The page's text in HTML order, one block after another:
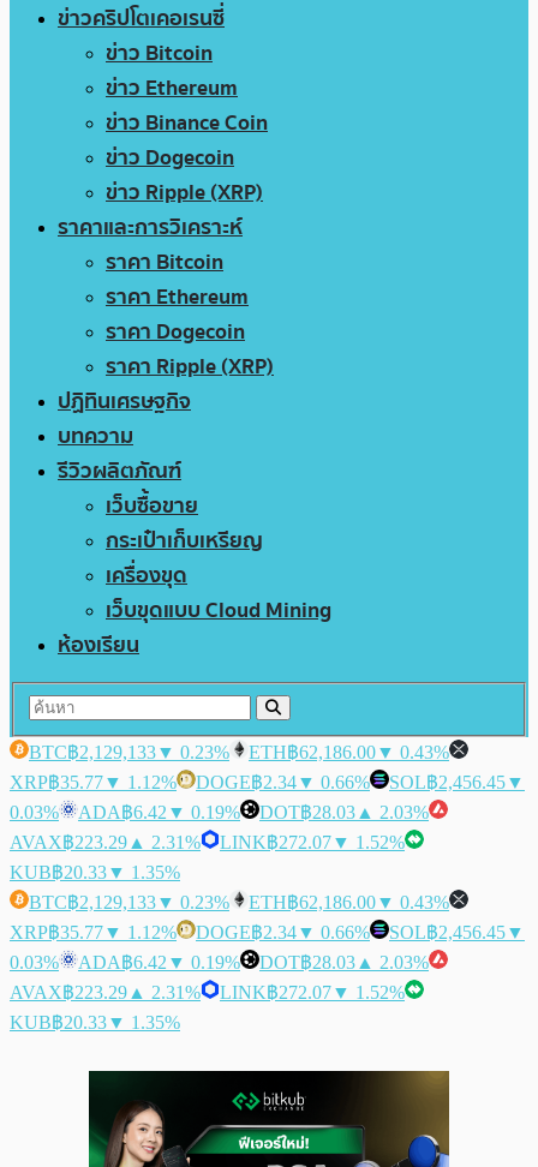
ข่าวคริปโตเคอเรนซี่
ข่าว Bitcoin
ข่าว Ethereum
ข่าว Binance Coin
ข่าว Dogecoin
ข่าว Ripple (XRP)
ราคาและการวิเคราะห์
ราคา Bitcoin
ราคา Ethereum
ราคา Dogecoin
ราคา Ripple (XRP)
ปฏิทินเศรษฐกิจ
บทความ
รีวิวผลิตภัณฑ์
เว็บซื้อขาย
กระเป๋าเก็บเหรียญ
เครื่องขุด
เว็บขุดแบบ Cloud Mining
ห้องเรียน
BTC฿2,129,133▼ 0.23% ETH฿62,186.00▼ 0.43%
XRP฿35.77▼ 1.12% DOGE฿2.34▼ 0.66% SOL฿2,456.45▼
0.03%
ADA฿6.42 ▼ 0.19% DOT฿28.03 ▲ 2.03%
AVAX฿223.29 ▲ 2.31% LINK฿272.07▼ 1.52%
KUB฿20.33▼ 1.35%
BTC฿2,129,133▼ 0.23% ETH฿62,186.00▼ 0.43%
XRP฿35.77▼ 1.12% DOGE฿2.34▼ 0.66% SOL฿2,456.45▼
0.03%
ADA฿6.42 ▼ 0.19% DOT฿28.03 ▲ 2.03%
AVAX฿223.29 ▲ 2.31% LINK฿272.07▼ 1.52%
KUB฿20.33▼ 1.35%